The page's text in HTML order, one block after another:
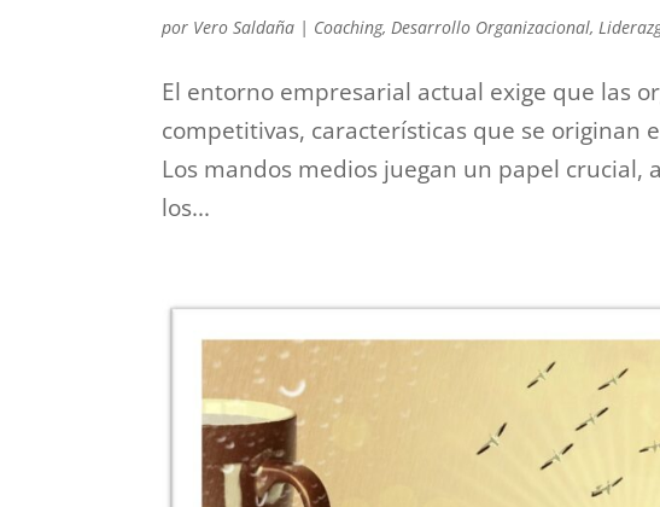
por Vero Saldaña | Coaching,Desarrollo Organizacional,
El entorno empresarial actual exige que las
competitivas, características que se
Los mandos medios juegan un papel
los...